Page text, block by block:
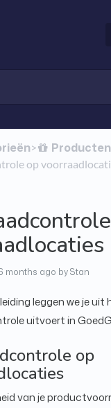
​>​ ​Producten
op
months ago by Stan
leggen we je uit
uitvoert in
op
van je